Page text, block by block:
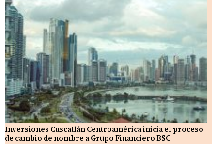
Inversiones Cuscatlán Centroamérica inicia el proceso
de cambio de nombre a Grupo Financiero BSC